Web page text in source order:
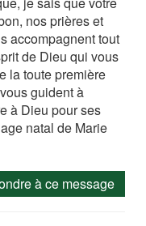
nos prières et
accompagnent tout
de Dieu qui vous
la toute première
guident à
à Dieu pour ses
natal de Marie
à ce message